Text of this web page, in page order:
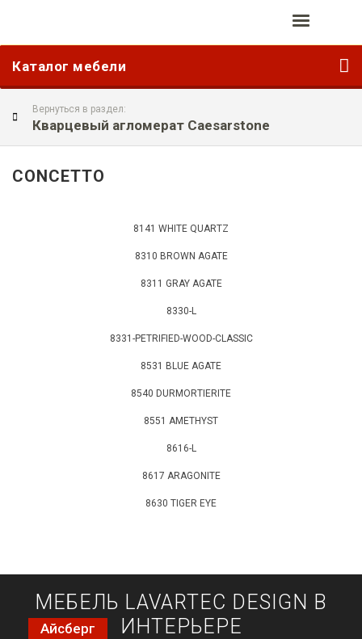
Каталог мебели
Вернуться в раздел:
Кварцевый агломерат Caesarstone
CONCETTO
8141 WHITE QUARTZ
8310 BROWN AGATE
8311 GRAY AGATE
8330-L
8331-PETRIFIED-WOOD-CLASSIC
8531 BLUE AGATE
8540 DURMORTIERITE
8551 AMETHYST
8616-L
8617 ARAGONITE
8630 TIGER EYE
МЕБЕЛЬ LAVARTEC DESIGN В
ИНТЕРЬЕРЕ
Айсберг